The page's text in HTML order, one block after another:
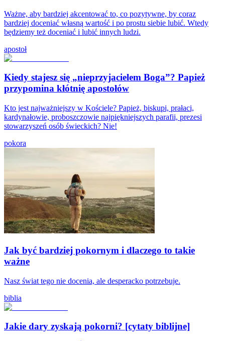
Ważne, aby bardziej akcentować to, co pozytywne, by coraz
bardziej doceniać własną wartość i po prostu siebie lubić. Wtedy
będziemy też doceniać i lubić innych ludzi.
apostoł
Kiedy stajesz się „nieprzyjacielem Boga”? Papież
przypomina kłótnię apostołów
Kto jest najważniejszy w Kościele? Papież, biskupi, prałaci,
kardynałowie, proboszczowie najpiękniejszych parafii, prezesi
stowarzyszeń osób świeckich? Nie!
pokora
Jak być bardziej pokornym i dlaczego to takie
ważne
Nasz świat tego nie docenia, ale desperacko potrzebuje.
biblia
Jakie dary zyskają pokorni? [cytaty biblijne]